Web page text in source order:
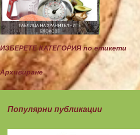
ИЗБЕРЕТЕ КАТЕГОРИЯ по етикети
Архивиране
Популярни публикации